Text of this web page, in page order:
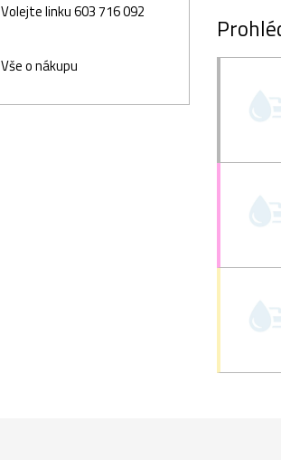
Volejte linku 603 716 092
Vše o nákupu